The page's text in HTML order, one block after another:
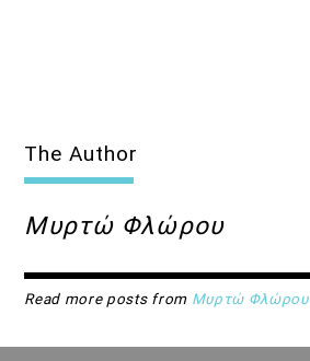
The Author
Μυρτώ Φλώρου
Read more posts from Μυρτώ Φλώρου